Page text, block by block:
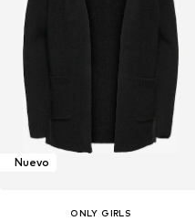
Nuevo
ONLY GIRLS